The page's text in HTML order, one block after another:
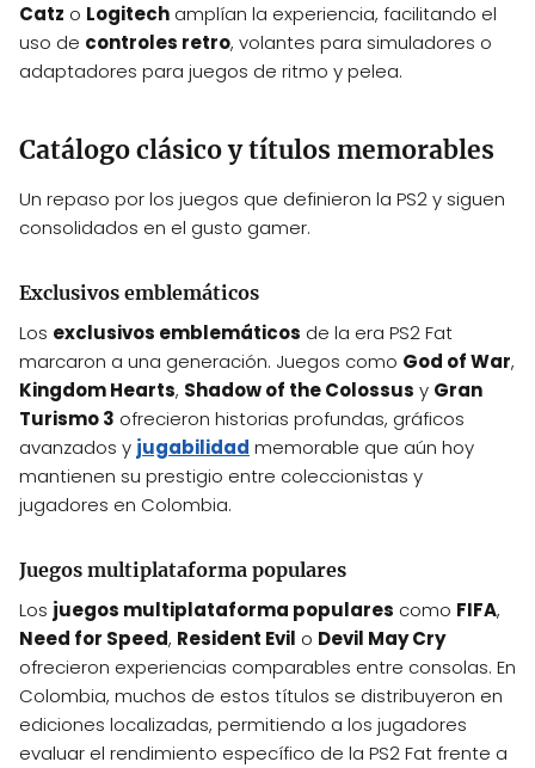
Catz o Logitech amplían la experiencia, facilitando el
uso de controles retro, volantes para simuladores o
adaptadores para juegos de ritmo y pelea.
Catálogo clásico y títulos memorables
Un repaso por los juegos que definieron la PS2 y siguen
consolidados en el gusto gamer.
Exclusivos emblemáticos
Los exclusivos emblemáticos de la era PS2 Fat
marcaron a una generación. Juegos como God of War,
Kingdom Hearts, Shadow of the Colossus y Gran
Turismo 3 ofrecieron historias profundas, gráficos
avanzados y jugabilidad memorable que aún hoy
mantienen su prestigio entre coleccionistas y
jugadores en Colombia.
Juegos multiplataforma populares
Los juegos multiplataforma populares como FIFA,
Need for Speed, Resident Evil o Devil May Cry
ofrecieron experiencias comparables entre consolas. En
Colombia, muchos de estos títulos se distribuyeron en
ediciones localizadas, permitiendo a los jugadores
evaluar el rendimiento específico de la PS2 Fat frente a